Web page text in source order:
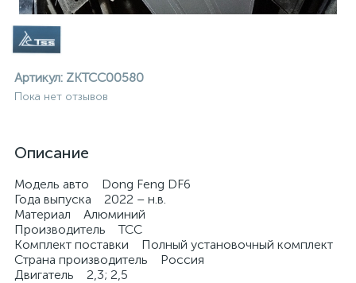
Артикул: ZKTCC00580
Пока нет отзывов
Описание
Модель авто Dong Feng DF6
Года выпуска 2022 – н.в.
Материал Алюминий
Производитель ТСС
Комплект поставки Полный установочный комплект
Страна производитель Россия
Двигатель 2,3; 2,5